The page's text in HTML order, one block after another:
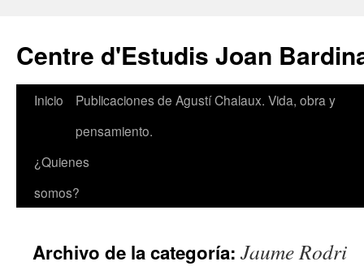
contenido
Centre d'Estudis Joan
Inicio
Publicaciones de Agustí Chalaux. Vida, obra y
pensamiento.
¿Quienes
somos?
Archivo de la categoría: Jaume Rodri